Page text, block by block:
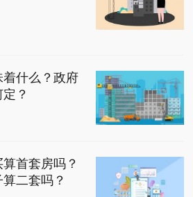
什么？政府
？
首套房吗？
二套吗？